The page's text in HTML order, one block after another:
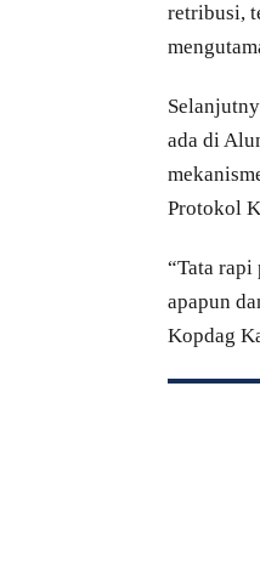
retribusi,
ada di
Protokol
“Tata
apapun
Kopdag